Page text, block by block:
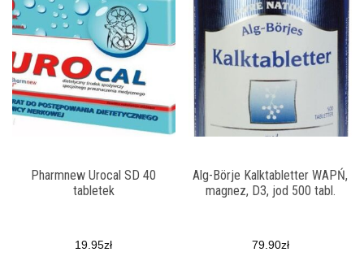
Pharmnew Urocal SD 40
tabletek
19.95zł
Alg-Börje Kalktabletter WAPŃ,
magnez, D3, jod 500 tabl.
79.90zł